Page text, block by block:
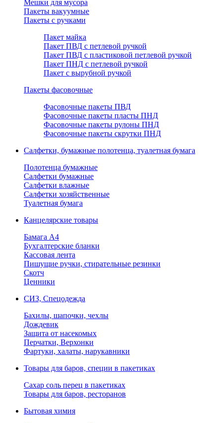
Мешки для мусора
Пакеты вакуумные
Пакеты с ручками
Пакет майка
Пакет ПВД с петлевой ручкой
Пакет ПВД с пластиковой петлевой ручкой
Пакет ПНД с петлевой ручкой
Пакет с вырубной ручкой
Пакеты фасовочные
Фасовочные пакеты ПВД
Фасовочные пакеты пласты ПНД
Фасовочные пакеты рулоны ПНД
Фасовочные пакеты скрутки ПНД
Салфетки, бумажные полотенца, туалетная бумага
Полотенца бумажные
Салфетки бумажные
Салфетки влажные
Салфетки хозяйственные
Туалетная бумага
Канцелярские товары
Бамага А4
Бухгалтерские бланки
Кассовая лента
Пишущие ручки, стирательные резинки
Скотч
Ценники
СИЗ, Спецодежда
Бахилы, шапочки, чехлы
Дождевик
Защита от насекомых
Перчатки, Верхонки
Фартуки, халаты, нарукавники
Товары для баров, специи в пакетиках
Сахар соль перец в пакетиках
Товары для баров, ресторанов
Бытовая химия